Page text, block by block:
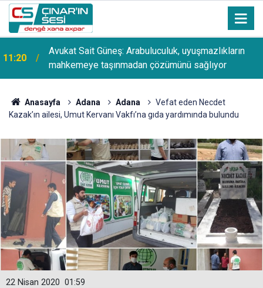
11:20
Avukat Sait Güneş: Arabuluculuk, uyuşmazlıkların
mahkemeye taşınmadan çözümünü sağlıyor
Anasayfa Adana Adana
Vefat eden Necdet
Kazak’ın ailesi, Umut Kervanı Vakfı’na gıda yardımında bulundu
01:59
22 Nisan 2020